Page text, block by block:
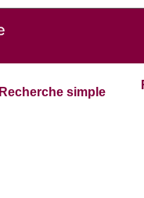
Recherche simple